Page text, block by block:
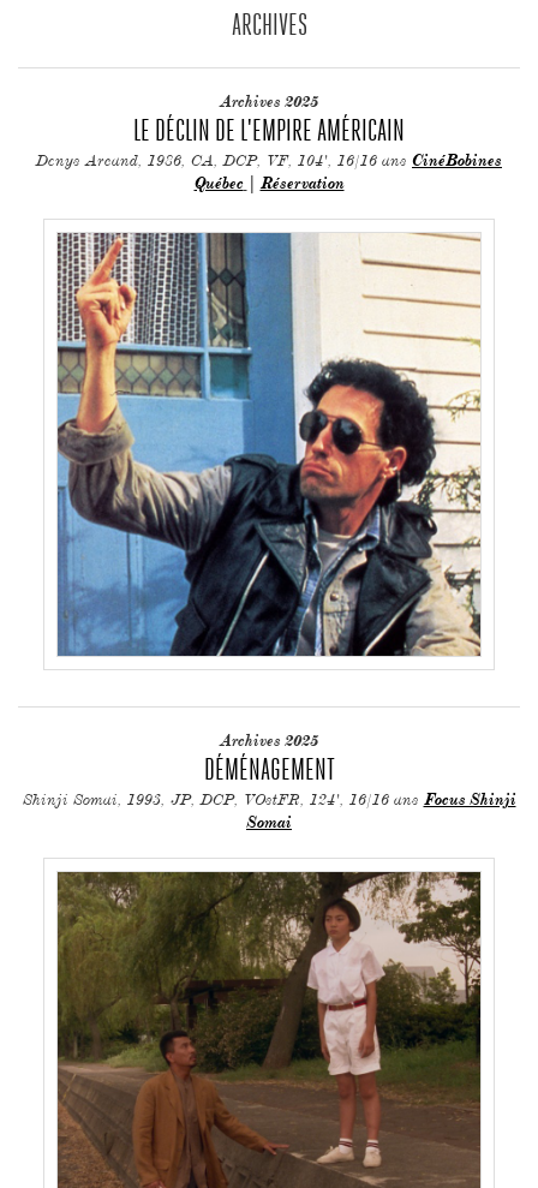
ARCHIVES
Archives 2025
LE DÉCLIN DE L'EMPIRE AMÉRICAIN
Denys Arcand, 1986, CA, DCP, VF, 104', 16/16 ans CinéBobines
Québec
Réservation
Archives 2025
DÉMÉNAGEMENT
Shinji Somai, 1993, JP, DCP, VOstFR, 124', 16/16 ans Focus Shinji
Somai